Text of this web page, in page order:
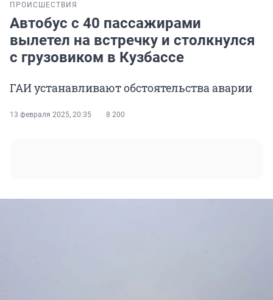
ПРОИСШЕСТВИЯ
Автобус с 40 пассажирами
вылетел на встречку и столкнулся
с грузовиком в Кузбассе
ГАИ устанавливают обстоятельства аварии
13 февраля 2025, 20:35 8 200